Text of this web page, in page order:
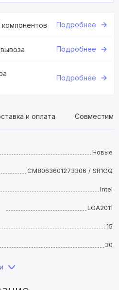
компонентов Подробнее
Подробнее
Подробнее
и оплата
Новые
CM8063601273306 / SR1GQ
Intel
LGA2011
15
30